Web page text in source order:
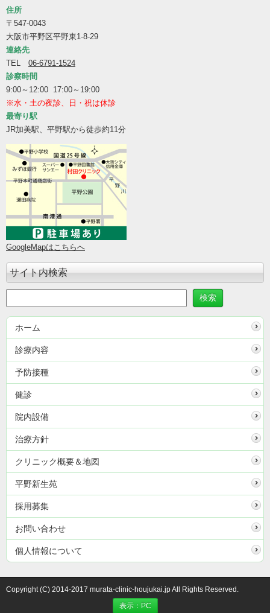
住所
〒547-0043
大阪市平野区平野東1-8-29
連絡先
TEL 06-6791-1524
診察時間
9:00～12:00 17:00～19:00
※水・土の夜診、日・祝は休診
最寄り駅
JR加美駅、平野駅から徒歩約11分
GoogleMapはこちらへ
サイト内検索
ホーム
診療内容
予防接種
健診
院内設備
治療方針
クリニック概要＆地図
平野新生苑
採用募集
お問い合わせ
個人情報について
Copyright (C) 2014-2017 murata-clinic-houjukai.jp All Rights Reserved.
表示：PC